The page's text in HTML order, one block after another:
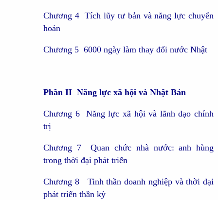
Chương 4 Tích lũy tư bản và năng lực chuyển
hoán
Chương 5 6000 ngày làm thay đổi nước Nhật
Phần II Năng lực xã hội và Nhật Bản
Chương 6 Năng lực xã hội và lãnh đạo chính
trị
Chương 7 Quan chức nhà nước: anh hùng
trong thời đại phát triển
Chương 8 Tinh thần doanh nghiệp và thời đại
phát triển thần kỳ